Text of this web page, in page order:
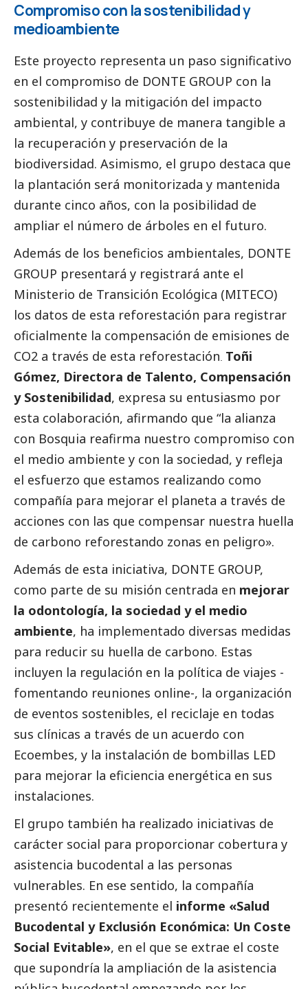
Compromiso con la sostenibilidad y
medioambiente
Este proyecto representa un paso significativo
en el compromiso de DONTE GROUP con la
sostenibilidad y la mitigación del impacto
ambiental, y contribuye de manera tangible a
la recuperación y preservación de la
biodiversidad. Asimismo, el grupo destaca que
la plantación será monitorizada y mantenida
durante cinco años, con la posibilidad de
ampliar el número de árboles en el futuro.
Además de los beneficios ambientales, DONTE
GROUP presentará y registrará ante el
Ministerio de Transición Ecológica (MITECO)
los datos de esta reforestación para registrar
oficialmente la compensación de emisiones de
CO2 a través de esta reforestación Toñi
Gómez, Directora de Talento, Compensación
y Sostenibilidad, expresa su entusiasmo por
esta colaboración, afirmando que “la alianza
con Bosquia reafirma nuestro compromiso con
el medio ambiente y con la sociedad, y refleja
el esfuerzo que estamos realizando como
compañía para mejorar el planeta a través de
acciones con las que compensar nuestra huella
de carbono reforestando zonas en peligro».
Además de esta iniciativa, DONTE GROUP,
como parte de su misión centrada en mejorar
la odontología, la sociedad y el medio
ambiente, ha implementado diversas medidas
para reducir su huella de carbono. Estas
incluyen la regulación en la política de viajes -
fomentando reuniones online-, la organización
de eventos sostenibles, el reciclaje en todas
sus clínicas a través de un acuerdo con
Ecoembes, y la instalación de bombillas LED
para mejorar la eficiencia energética en sus
instalaciones.
El grupo también ha realizado iniciativas de
carácter social para proporcionar cobertura y
asistencia bucodental a las personas
vulnerables. En ese sentido, la compañía
presentó recientemente el informe «Salud
Bucodental y Exclusión Económica: Un Coste
Social Evitable», en el que se extrae el coste
que supondría la ampliación de la asistencia